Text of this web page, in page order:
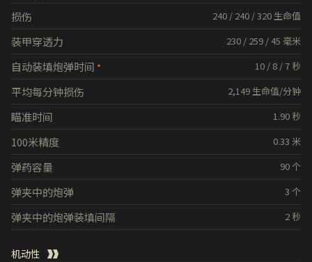
240 / 240 /320 生命值
损伤
230 / 259 / 45 毫米
装甲穿透力
10 / 8 / 7 秒
自动装填炮弹时间
2,149 生命值/分钟
平均每分钟损伤
1.90 秒
瞄准时间
0.33 米
100米精度
90个
弹药容量
3 个
弹夹中的炮弹
2 秒
弹夹中的炮弹装填间隔
机动性